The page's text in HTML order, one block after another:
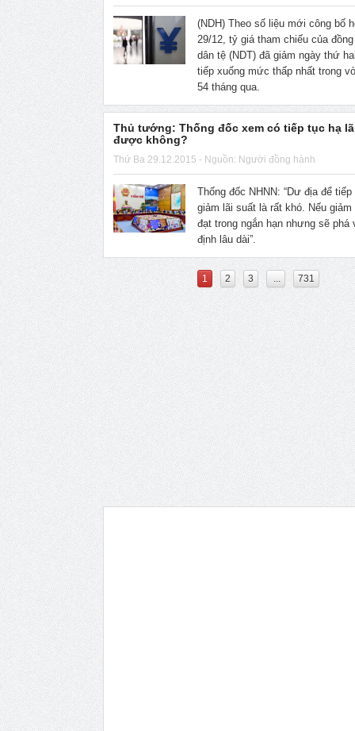
(NDH) Theo số liệu mới công bố
29/12, tỷ giá tham chiếu của
dân tệ (NDT) đã giảm ngày thứ
tiếp xuống mức thấp nhất trong
54 tháng qua.
Thủ tướng: Thống đốc xem có tiếp tục hạ
được không?
Thứ Ba 29.12.2015 - Nguồn: Người đồng hành
Thống đốc NHNN: “Dư địa để
giảm lãi suất là rất khó. Nếu giảm
đạt trong ngắn hạn nhưng sẽ phá
định lâu dài”.
1 2 3 731